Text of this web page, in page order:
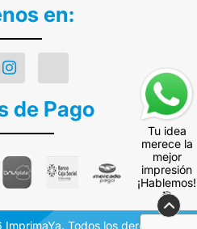
en:
de Pago
Tu idea
merece la
mejor
impresión
¡Hablemos!
🎯
Todos los derechos